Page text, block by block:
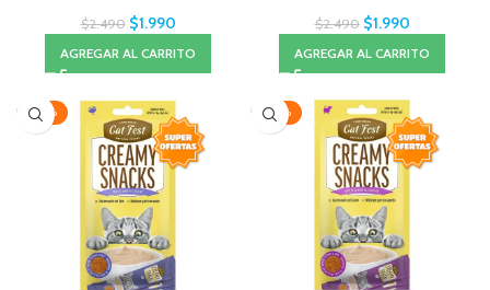
$2.490 $1.990
AGREGAR AL CARRITO
$2.490 $1.990
AGREGAR AL CARRITO
-20% -20%